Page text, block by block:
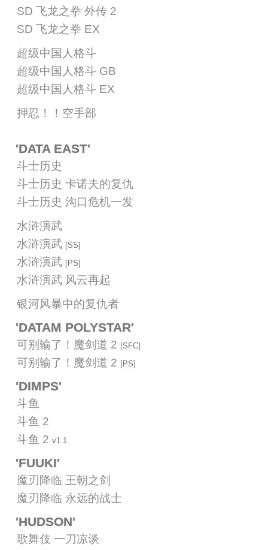
SD 飞龙之拳 外传 2
SD 飞龙之拳 EX
超级中国人格斗
超级中国人格斗 GB
超级中国人格斗 EX
押忍！！空手部
'DATA EAST'
斗士历史
斗士历史 卡诺夫的复仇
斗士历史 沟口危机一发
水浒演武
水浒演武 [SS]
水浒演武 [PS]
水浒演武 风云再起
银河风暴中的复仇者
'DATAM POLYSTAR'
可别输了！魔剑道 2 [SFC]
可别输了！魔剑道 2 [PS]
'DIMPS'
斗鱼
斗鱼 2
斗鱼 2 v1.1
'FUUKI'
魔刃降临 王朝之剑
魔刃降临 永远的战士
'HUDSON'
歌舞伎 一刀凉谈